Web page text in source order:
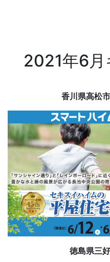
2021年6月
香川県高松
徳島県三